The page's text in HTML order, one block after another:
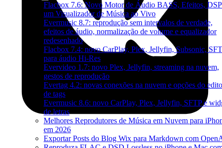
Flacbox 7.6: Novo Motor de Áudio BASS, Efeitos,
um Visualizador de Música ao Vivo
Evermusic 8.7: reprodução sem intervalos de verdade,
efeitos de áudio, normalização de volume e equalizador
redesenhado
Flacbox 7.4: novo CarPlay, Plex, Jellyfin, Subsonic,
para áudio Hi-Res
Evervideo 1.7: novo Plex, Jellyfin, streaming na nuvem,
gestos de reprodução
Evertag 4.2: novas conexões na nuvem e opções do
de tags
Evermusic 8.6: novo CarPlay, Plex, Jellyfin, SFTP e
de letras
Melhores Reprodutores de Música em Nuvem para
em 2026
Exportar Posts do Blog Wix para Markdown com